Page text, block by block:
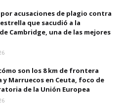
por acusaciones de plagio contra
que sacudió a la
Cambridge, una de las mejores
son los 8 km de frontera
y Marruecos en Ceuta, foco de
de la Unión Europea